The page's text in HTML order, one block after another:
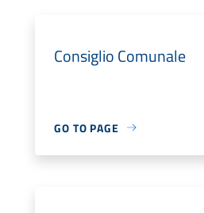
Consiglio Comunale
GO TO PAGE